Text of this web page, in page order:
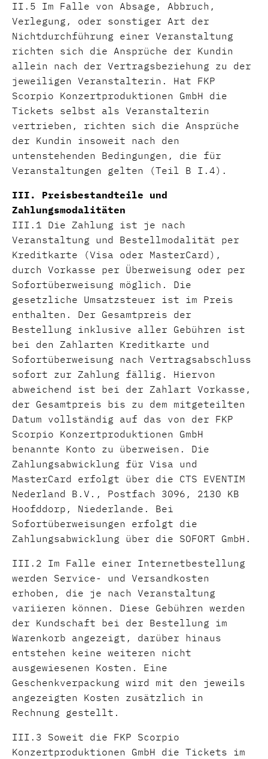
II.5 Im Falle von Absage, Abbruch,
Verlegung, oder sonstiger Art der
Nichtdurchführung einer Veranstaltung
richten sich die Ansprüche der Kundin
allein nach der Vertragsbeziehung zu der
jeweiligen Veranstalterin. Hat FKP
Scorpio Konzertproduktionen GmbH die
Tickets selbst als Veranstalterin
vertrieben, richten sich die Ansprüche
der Kundin insoweit nach den
untenstehenden Bedingungen, die für
Veranstaltungen gelten (Teil B I.4).
III. Preisbestandteile und
Zahlungsmodalitäten
III.1 Die Zahlung ist je nach
Veranstaltung und Bestellmodalität per
Kreditkarte (Visa oder MasterCard),
durch Vorkasse per Überweisung oder per
Sofortüberweisung möglich. Die
gesetzliche Umsatzsteuer ist im Preis
enthalten. Der Gesamtpreis der
Bestellung inklusive aller Gebühren ist
bei den Zahlarten Kreditkarte und
Sofortüberweisung nach Vertragsabschluss
sofort zur Zahlung fällig. Hiervon
abweichend ist bei der Zahlart Vorkasse,
der Gesamtpreis bis zu dem mitgeteilten
Datum vollständig auf das von der FKP
Scorpio Konzertproduktionen GmbH
benannte Konto zu überweisen. Die
Zahlungsabwicklung für Visa und
MasterCard erfolgt über die CTS EVENTIM
Nederland B.V., Postfach 3096, 2130 KB
Hoofddorp, Niederlande. Bei
Sofortüberweisungen erfolgt die
Zahlungsabwicklung über die SOFORT GmbH.
III.2 Im Falle einer Internetbestellung
werden Service- und Versandkosten
erhoben, die je nach Veranstaltung
variieren können. Diese Gebühren werden
der Kundschaft bei der Bestellung im
Warenkorb angezeigt, darüber hinaus
entstehen keine weiteren nicht
ausgewiesenen Kosten. Eine
Geschenkverpackung wird mit den jeweils
angezeigten Kosten zusätzlich in
Rechnung gestellt.
III.3 Soweit die FKP Scorpio
Konzertproduktionen GmbH die Tickets im